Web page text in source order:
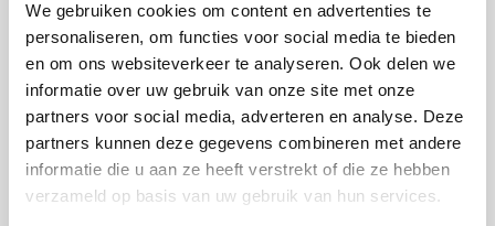
We gebruiken cookies om content en advertenties te
personaliseren, om functies voor social media te bieden
en om ons websiteverkeer te analyseren. Ook delen we
informatie over uw gebruik van onze site met onze
partners voor social media, adverteren en analyse. Deze
partners kunnen deze gegevens combineren met andere
informatie die u aan ze heeft verstrekt of die ze hebben
verzameld op basis van uw gebruik van hun services.
balusters en muurplanken zijn beide optioneel en dus
niet verplicht aan te schaffen.
Eenvoudige installatie voor doe-
het-zelvers
We leveren onze beuken balustrades als bouwpakket,